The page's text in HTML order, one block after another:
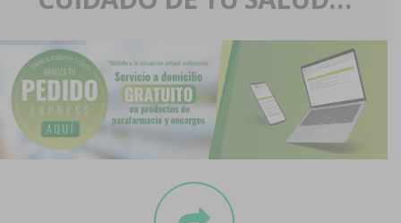
Pedidos express
Blog
Contacto
Boletín